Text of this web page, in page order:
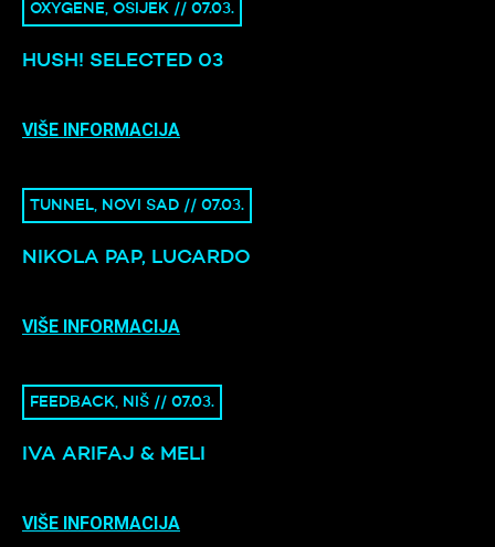
OXYGENE, OSIJEK // 07.03.
HUSH! SELECTED 03
VIŠE INFORMACIJA
TUNNEL, NOVI SAD // 07.03.
NIKOLA PAP, LUCARDO
VIŠE INFORMACIJA
FEEDBACK, NIŠ // 07.03.
IVA ARIFAJ & MELI
VIŠE INFORMACIJA